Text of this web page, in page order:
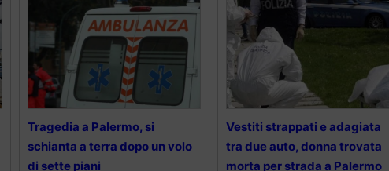
Tragedia a Palermo, si
schianta a terra dopo un volo
di sette piani
Vestiti strappati e adagiata
tra due auto, donna trovata
morta per strada a Palermo